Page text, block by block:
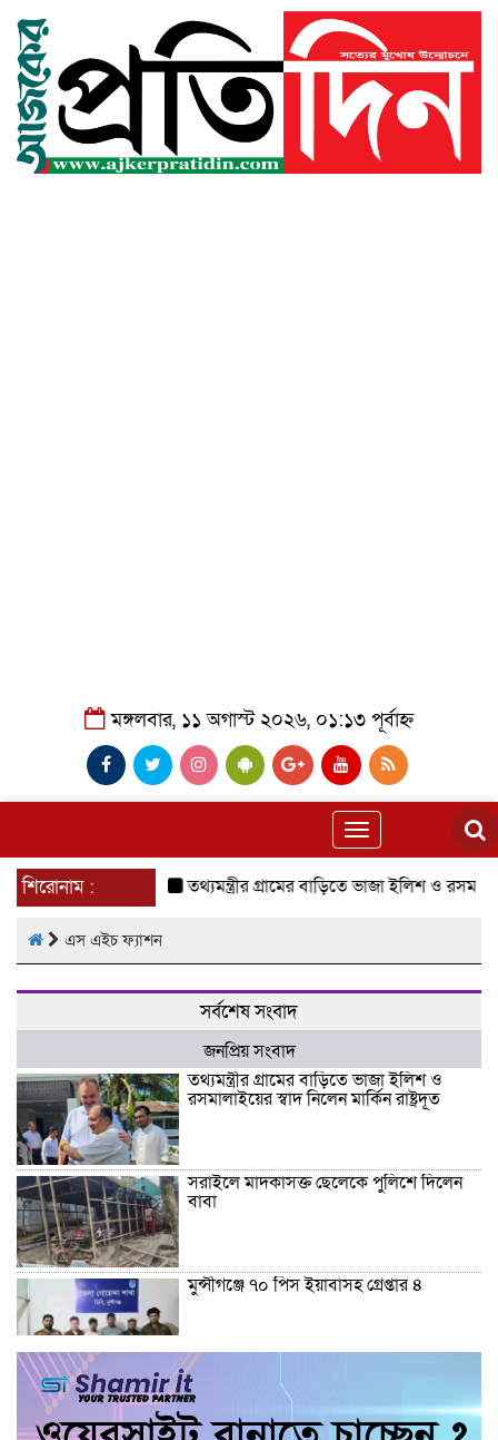
মঙ্গলবার, ১১ অগাস্ট ২০২৬, ০১:১৩ পূর্বাহ্ন
Toggle
navigation
শিরোনাম : তথ্যমন্ত্রীর গ্রামের বাড়িতে ভাজা ইলিশ ও রসমালাইয়ের
এস এইচ ফ্যাশন
সর্বশেষ সংবাদ
জনপ্রিয় সংবাদ
তথ্যমন্ত্রীর গ্রামের বাড়িতে ভাজা ইলিশ ও
রসমালাইয়ের স্বাদ নিলেন মার্কিন রাষ্ট্রদূত
সরাইলে মাদকাসক্ত ছেলেকে পুলিশে দিলেন
বাবা
মুন্সীগঞ্জে ৭০ পিস ইয়াবাসহ গ্রেপ্তার ৪
তথ্যমন্ত্রীর গ্রামের বাড়িতে ভাজা ইলিশ-
রসমালাইয়ে আপ্লুত মার্কিন রাষ্ট্রদূত